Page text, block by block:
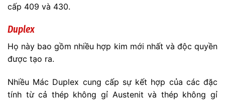
cấp 409 và 430.
Duplex
Họ này bao gồm nhiều hợp kim mới nhất và độc quyền
được tạo ra.
Nhiều Mác Duplex cung cấp sự kết hợp của các đặc
tính từ cả thép không gỉ Austenit và thép không gỉ